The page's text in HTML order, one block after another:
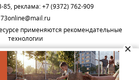
85, реклама: +7 (9372) 762-909
73online@mail.ru
применяются рекомендательные
технологии